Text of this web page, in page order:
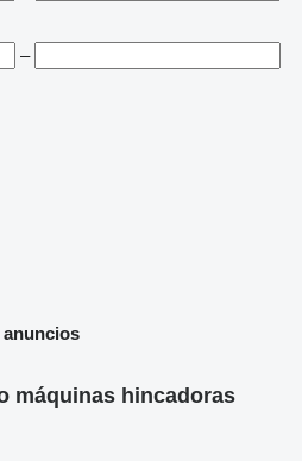
–
anuncios
máquinas hincadoras